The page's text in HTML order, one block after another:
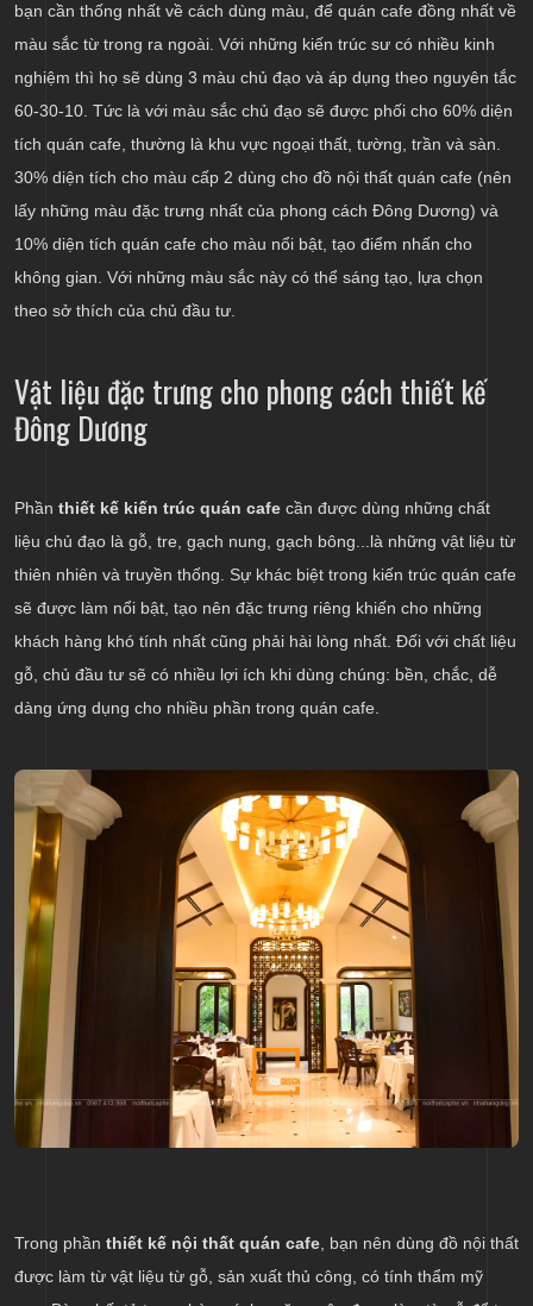
bạn cần thống nhất về cách dùng màu, để quán cafe đồng nhất về
màu sắc từ trong ra ngoài. Với những kiến trúc sư có nhiều kinh
nghiệm thì họ sẽ dùng 3 màu chủ đạo và áp dụng theo nguyên tắc
60-30-10. Tức là với màu sắc chủ đạo sẽ được phối cho 60% diện
tích quán cafe, thường là khu vực ngoại thất, tường, trần và sàn.
30% diện tích cho màu cấp 2 dùng cho đồ nội thất quán cafe (nên
lấy những màu đặc trưng nhất của phong cách Đông Dương) và
10% diện tích quán cafe cho màu nổi bật, tạo điểm nhấn cho
không gian. Với những màu sắc này có thể sáng tạo, lựa chọn
theo sở thích của chủ đầu tư.
Vật liệu đặc trưng cho phong cách thiết kế
Đông Dương
Phần thiết kế kiến trúc quán cafe cần được dùng những chất
liệu chủ đạo là gỗ, tre, gạch nung, gạch bông...là những vật liệu từ
thiên nhiên và truyền thống. Sự khác biệt trong kiến trúc quán cafe
sẽ được làm nổi bật, tạo nên đặc trưng riêng khiến cho những
khách hàng khó tính nhất cũng phải hài lòng nhất. Đối với chất liệu
gỗ, chủ đầu tư sẽ có nhiều lợi ích khi dùng chúng: bền, chắc, dễ
dàng ứng dụng cho nhiều phần trong quán cafe.
Trong phần thiết kế nội thất quán cafe , bạn nên dùng đồ nội thất
được làm từ vật liệu từ gỗ, sản xuất thủ công, có tính thẩm mỹ